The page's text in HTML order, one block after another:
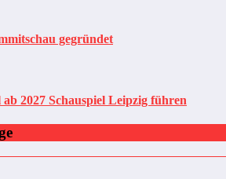
gegründet
2027 Schauspiel Leipzig führen